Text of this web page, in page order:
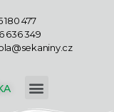
180 477
636 349